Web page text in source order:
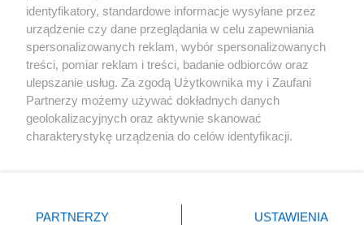
Kultura
X Facebook Instagram Youtube
identyfikatory, standardowe informacje wysyłane przez
urządzenie czy dane przeglądania w celu zapewniania
spersonalizowanych reklam, wybór spersonalizowanych
treści, pomiar reklam i treści, badanie odbiorców oraz
ulepszanie usług. Za zgodą Użytkownika my i Zaufani
Partnerzy możemy używać dokładnych danych
geolokalizacyjnych oraz aktywnie skanować
charakterystykę urządzenia do celów identyfikacji.
zmienić/wycofać klikając przycisk ustawień prywatności
PARTNERZY USTAWIENIA